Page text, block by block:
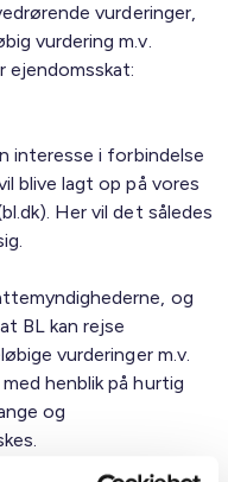
vurderinger,
vurdering m.v.
ejendomsskat:
interesse i forbindelse
blive lagt op på vores
Her vil det således
og
BL kan rejse
vurderinger m.v.
henblik på hurtig
og